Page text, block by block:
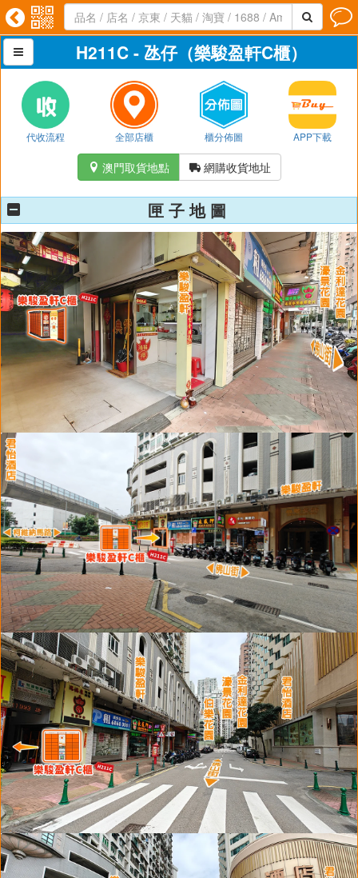
   
 H211C - 氹仔（樂駿盈軒C櫃）
代收流程 全部店櫃 櫃分佈圖 APP下載
 澳門取貨地點 網購收貨地址
匣 子 地 圖